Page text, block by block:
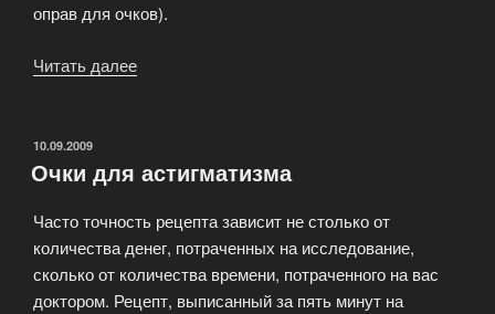
оправ для очков).
Читать далее
Как
оправу
ребенку?»
ОПУБЛИКОВАНО
10.09.2009
Очки для астигматизма
Часто точность рецепта зависит не столько от
количества денег, потраченных на исследование,
сколько от количества времени, потраченного на вас
доктором. Рецепт, выписанный за пять минут на